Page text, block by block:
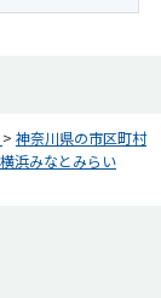
> 神奈川県の市区町村
浜みなとみらい